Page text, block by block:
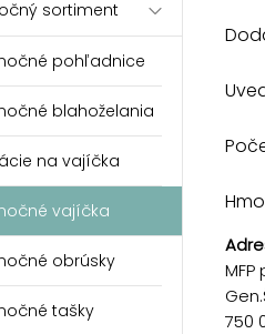
sortiment
pohľadnice
blahoželania
na vajíčka
vajíčka
obrúsky
tašky
MFP
750